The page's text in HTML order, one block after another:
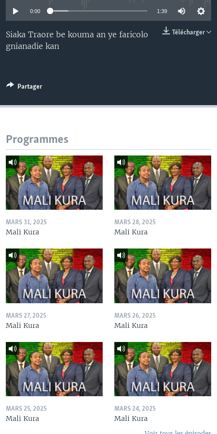
0:00 1:39
Télécharger
Siaka Traore be kouma an ye faricolo
gnianadie kan
Partager
Programmes
MARS 31, 2025
Mali Kura
MARS 28, 2025
Mali Kura
MARS 27, 2025
Mali Kura
MARS 26, 2025
Mali Kura
MARS 25, 2025
Mali Kura
MARS 24, 2025
Mali Kura